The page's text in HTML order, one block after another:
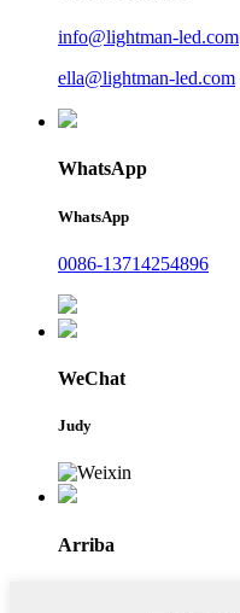
info@lightman-led.com
ella@lightman-led.com
WhatsApp
WhatsApp
0086-13714254896
WeChat
Judy
Arriba